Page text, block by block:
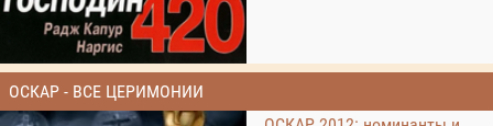
ОСКАР - ВСЕ ЦЕРИМОНИИ